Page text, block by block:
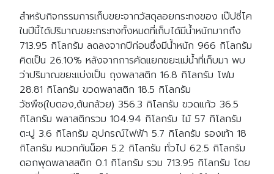
สำหรับกิจกรรมการเก็บขยะจากวัสดุลอยกระทงของ เป๊ปซี่โค
ในปีนี้ได้ปริมาณขยะกระทงทั้งหมดที่เก็บได้มีน้ำหนักมากถึง
713.95 กิโลกรัม ลดลงจากปีก่อนซึ่งมีน้ำหนัก 966 กิโลกรัม
คิดเป็น 26.10% หลังจากการคัดแยกขยะแม่น้ำที่เก็บมา พบ
ว่าปริมาณขยะแบ่งเป็น ถุงพลาสติก 16.8 กิโลกรัม โฟม
28.81 กิโลกรัม ขวดพลาสติก 18.5 กิโลกรัม
วัชพืช(ใบตอง,ต้นกล้วย) 356.3 กิโลกรัม ขวดแก้ว 36.5
กิโลกรัม พลาสติกรวม 104.94 กิโลกรัม ไม้ 57 กิโลกรัม
ตะปู 3.6 กิโลกรัม อุปกรณ์ไฟฟ้า 5.7 กิโลกรัม รองเท้า 18
กิโลกรัม หมวกกันน็อค 5.2 กิโลกรัม ทั่วไป 62.5 กิโลกรัม
ดอกพุดพลาสสติก 0.1 กิโลกรัม รวม 713.95 กิโลกรัม โดย